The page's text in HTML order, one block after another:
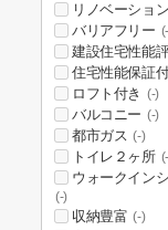
リノベーショ
バリアフリー
建設住宅性能
住宅性能保証
ロフト付き (-)
バルコニー (-)
都市ガス (-)
トイレ２ヶ所
ウォークイン
(-)
収納豊富 (-)